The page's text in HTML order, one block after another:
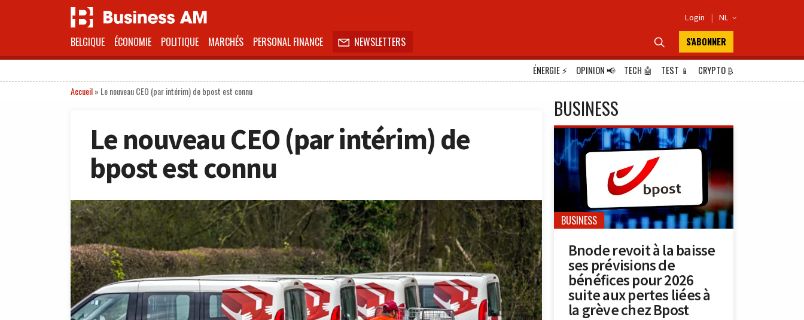
Login | NL 
BELGIQUE ÉCONOMIE POLITIQUE MARCHÉS PERSONAL FINANCE  NEWSLETTERS  S'ABONNER
ÉNERGIE⚡ OPINION📢 TECH 🤖 TEST 📱 CRYPTO₿
Accueil» Le nouveau CEO (par intérim) de bpost est connu
Le nouveau CEO (par intérim) de
bpost est connu
BUSINESS
BUSINESS
Bnode revoit à la baisse
ses prévisions de
bénéfices pour 2026
suite aux pertes liées à
la grève chez Bpost